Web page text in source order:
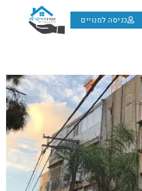
כניסה למנויים